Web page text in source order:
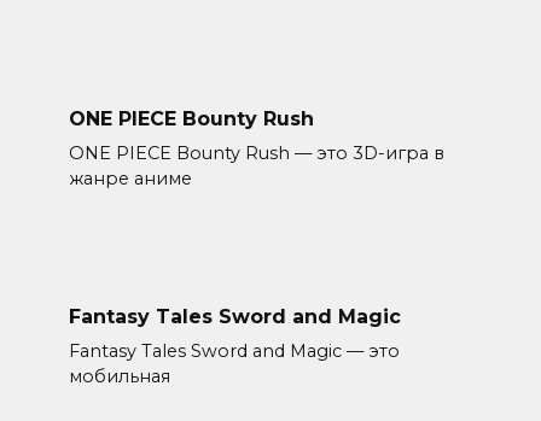
ONE PIECE Bounty Rush
ONE PIECE Bounty Rush — это 3D-игра в
жанре аниме
Fantasy Tales Sword and Magic
Fantasy Tales Sword and Magic — это
мобильная